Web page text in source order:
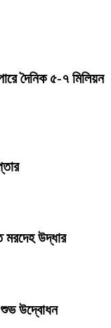
দৈনিক ৫-৭ মিলিয়ন
মরদেহ উদ্ধার
শুভ উদ্বোধন